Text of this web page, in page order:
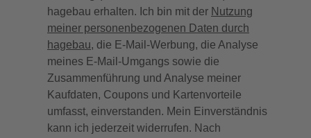
hagebau erhalten. Ich bin mit der Nutzung
meiner personenbezogenen Daten durch
hagebau, die E-Mail-Werbung, die Analyse
meines E-Mail-Umgangs sowie die
Zusammenführung und Analyse meiner
Kaufdaten, Coupons und Kartenvorteile
umfasst, einverstanden. Mein Einverständnis
kann ich jederzeit widerrufen. Nach